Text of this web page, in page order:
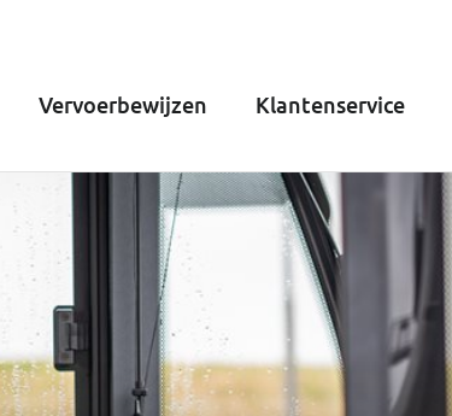
Vervoerbewijzen Klantenservice